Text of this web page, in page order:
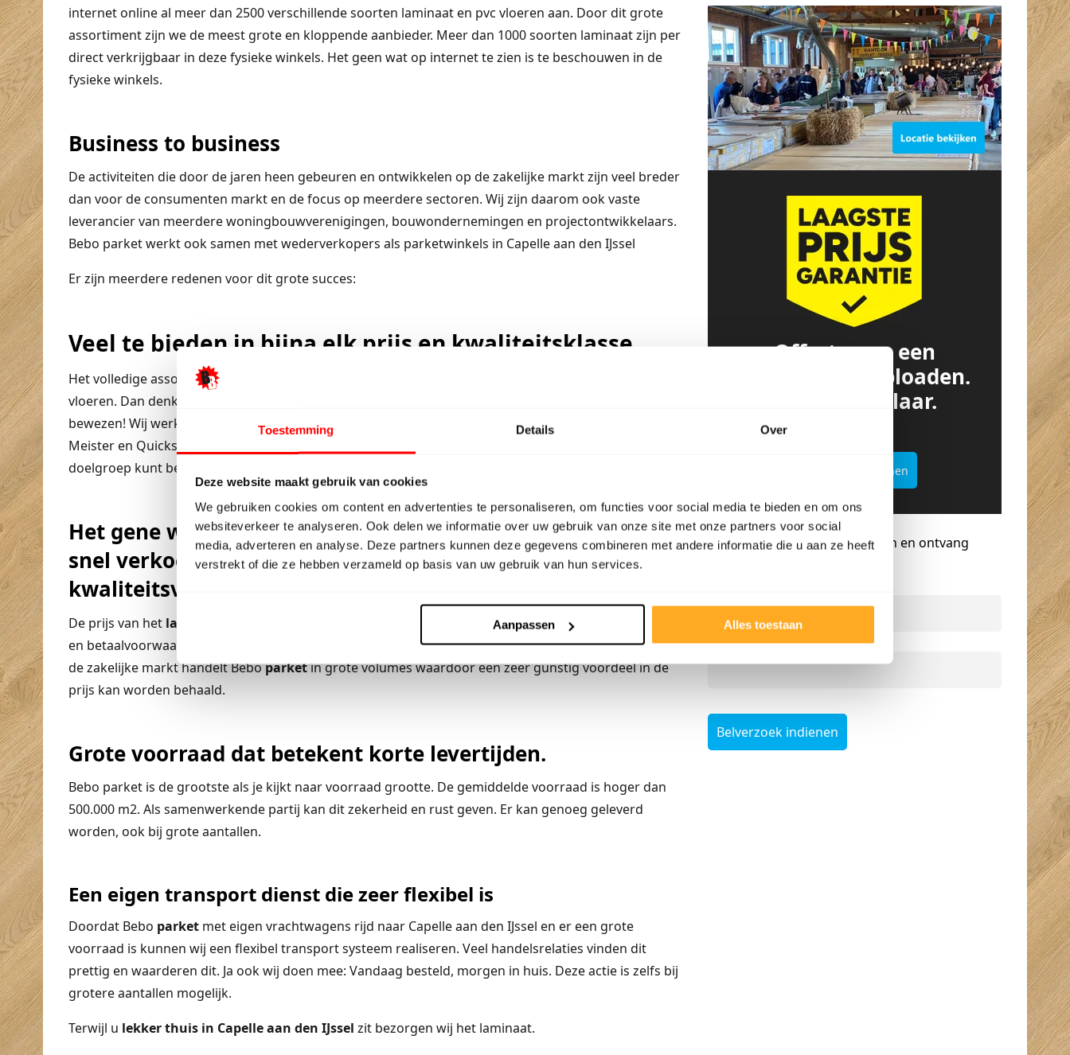
Toestemming Details Over
Deze website maakt gebruik van cookies
We gebruiken cookies om content en advertenties te personaliseren, om functies voor social media te bieden en om ons
websiteverkeer te analyseren. Ook delen we informatie over uw gebruik van onze site met onze partners voor social
media, adverteren en analyse. Deze partners kunnen deze gegevens combineren met andere informatie die u aan ze heeft
verstrekt of die ze hebben verzameld op basis van uw gebruik van hun services.
Aanpassen Alles toestaan
internet online al meer dan 2500 verschillende soorten laminaat en pvc vloeren aan. Door dit grote
assortiment zijn we de meest grote en kloppende aanbieder. Meer dan 1000 soorten laminaat zijn per
direct verkrijgbaar in deze fysieke winkels. Het geen wat op internet te zien is te beschouwen in de
fysieke winkels.
Business to business
De activiteiten die door de jaren heen gebeuren en ontwikkelen op de zakelijke markt zijn veel breder
dan voor de consumenten markt en de focus op meerdere sectoren. Wij zijn daarom ook vaste
leverancier van meerdere woningbouwverenigingen, bouwondernemingen en projectontwikkelaars.
Bebo parket werkt ook samen met wederverkopers als parketwinkels in Capelle aan den IJssel
Er zijn meerdere redenen voor dit grote succes:
Veel te bieden in bijna elk prijs en kwaliteitsklasse
Het volledige assortiment van Bebo parket bestaat uit meer dan 2500 soorten laminaat en pvc
vloeren. Dan denkt u misschien dat we met alleen maar budget merken werken. Het tegendeel is
bewezen! Wij werken onder andere met: Ambiant, Balterio, Berry Aloc, Egger, Classen, Parador,
Meister en Quickstep. Bebo parket werkt wel met een aantal budgetleveranciers zo weet je dat je elke
doelgroep kunt bereiken.
Het gene wat binnenkomt als producten word ook weer
snel verkocht daardoor leveren wij de beste prijs-
kwaliteitsverhouding.
De prijs van het laminaat
en pvc kan nog besproken worden en zal worden bepaald aan de volumes
en betaalvoorwaarden. Door de brede inzet van onze producten in zowel de consumentenmarkt en
de zakelijke markt handelt Beboparketin grote volumes waardoor een zeer gunstig voordeel in de
prijs kan worden behaald.
Grote voorraad dat betekent korte levertijden.
Bebo parket is de grootste als je kijkt naar voorraad grootte. De gemiddelde voorraad is hoger dan
500.000 m2. Als samenwerkende partij kan dit zekerheid en rust geven. Er kan genoeg geleverd
worden, ook bij grote aantallen.
Een eigen transport dienst die zeer flexibel is
Doordat Bebo parketmet eigen vrachtwagens rijd naar Capelle aan den IJssel en er een grote
voorraad is kunnen wij een flexibel transport systeem realiseren. Veel handelsrelaties vinden dit
prettig en waarderen dit. Ja ook wij doen mee: Vandaag besteld, morgen in huis. Deze actie is zelfs bij
grotere aantallen mogelijk.
Terwijl u lekker thuis in Capelle aan den IJssel zit bezorgen wij het laminaat.
Offerte van een
concurrent? Uploaden.
Besparen. Klaar.
Offertekiller openen
Gratis advies op maat
Vraag een terugbelverzoek aan en ontvang
Telefoonnummer*
Belverzoek indienen